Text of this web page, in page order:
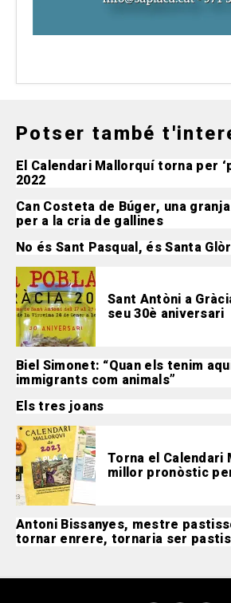
Potser també
El Calendari Mallorquí torna per
2022
Can Costeta de Búger, una
per a la cria de gallines
No és Sant Pasqual, és Santa
Sant Antòni a
seu 30è aniversari
Biel Simonet: “Quan els tenim
immigrants com animals”
Els tres joans
Torna el Calendari
millor pronòstic
Antoni Bissanyes, mestre
tornar enrere, tornaria ser